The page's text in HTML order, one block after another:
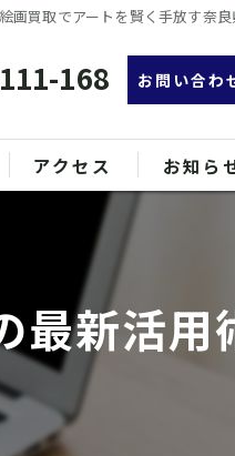
絵画買取でアートを賢く手放す奈
168 お問い合わ
アクセス お知ら
最新活用